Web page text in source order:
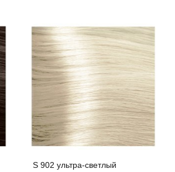
S 902 ультра-светлый